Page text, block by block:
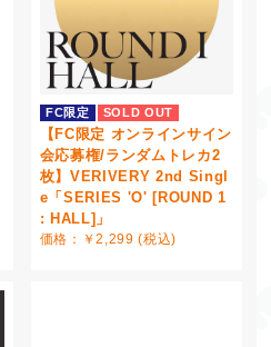
FC限定 SOLD OUT
【FC限定 オンラインサイン
会応募権/ランダムトレカ2
枚】VERIVERY 2nd Singl
e「SERIES 'O' [ROUND 1
: HALL]」
価格：￥2,299 (税込)